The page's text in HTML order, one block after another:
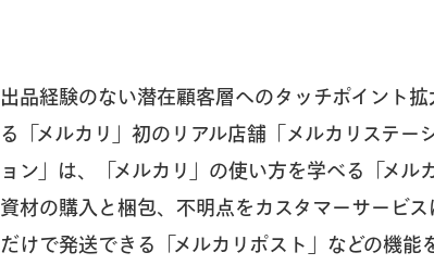
出品経験のない潜在顧客層へのタッチポイント
る「メルカリ」初のリアル店舗「メルカリステ
ョン」は、「メルカリ」の使い方を学べる「メ
資材の購入と梱包、不明点をカスタマーサービ
だけで発送できる「メルカリポスト」などの機